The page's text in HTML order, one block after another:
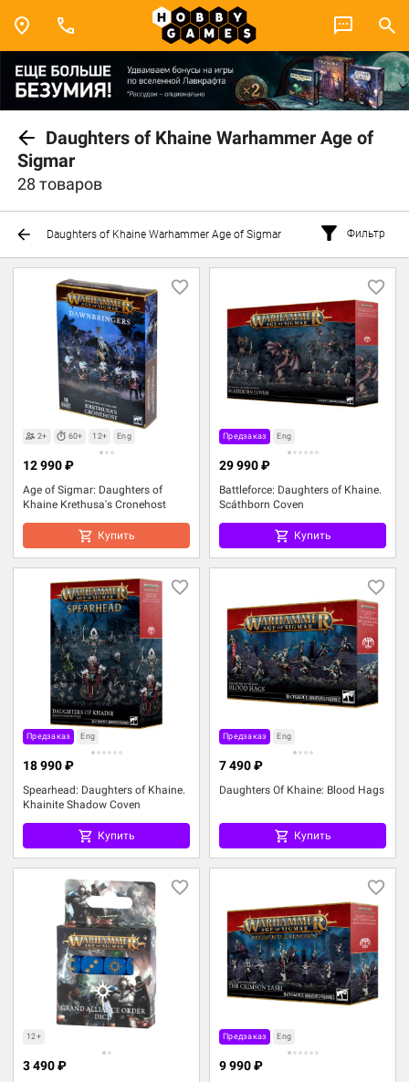
Daughters of Khaine Warhammer Age of
Sigmar
28 товаров
Daughters of Khaine Warhammer Age of Sigmar Фильтр
2+ 60+ 12+ Eng
Age of Sigmar: Daughters of
Khaine Krethusa's Cronehost
12 990 ₽
Купить
Предзаказ Eng
Battleforce: Daughters of Khaine.
Scáthborn Coven
29 990 ₽
Купить
Предзаказ Eng
Spearhead: Daughters of Khaine.
Khainite Shadow Coven
18 990 ₽
Купить
Предзаказ Eng
Daughters Of Khaine: Blood Hags
7 490 ₽
Купить
12+
3 490 ₽
Предзаказ Eng
9 990 ₽